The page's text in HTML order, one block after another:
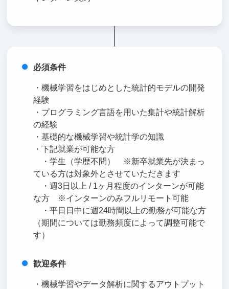
必須条件
・機械学習をはじめとした統計的モデルの開発
経験
・プログラミング言語を用いた集計や統計解析
の経験
・基礎的な機械学習や統計学の知識
・下記就業が可能な方
・学生（学歴不問） ※新卒就業先が決まっ
ている方は対象外とさせていただきます
・週3日以上 / 1ヶ月程度のインターンが可能
な方 ※インターンのみフルリモート可能
・平日日中に週24時間以上の勤務が可能な方
（期間については勤務頻度によって調整可能で
す）
歓迎条件
・機械学習やデータ解析に関するアウトプット